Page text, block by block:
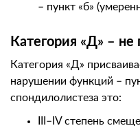
– пункт «б»
Категория «Д» – не
Категория «Д»
нарушении функций –
спондилолистеза это:
III–IV степень